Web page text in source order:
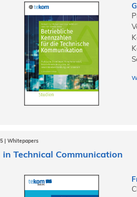
| Whitepapers
in Technical Communication